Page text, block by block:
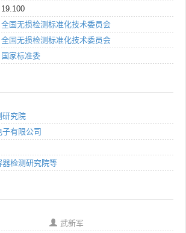
19.100
全国无损检测标准化技术委员会
全国无损检测标准化技术委员会
国家标准委
研究院
有限公司
检测研究院等
武新军